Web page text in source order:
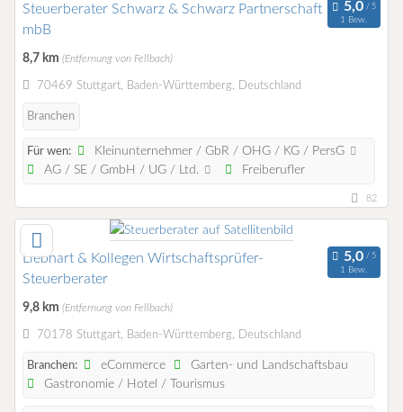
Steuerberater Schwarz & Schwarz Partnerschaft
mbB
1 Bew.
8,7 km (Entfernung von Fellbach)
70469 Stuttgart, Baden-Württemberg, Deutschland
Branchen
Für wen:
Kleinunternehmer / GbR / OHG / KG / PersG
AG / SE / GmbH / UG / Ltd.
Freiberufler
82
Liebhart & Kollegen Wirtschaftsprüfer-
Steuerberater
1 Bew.
9,8 km (Entfernung von Fellbach)
70178 Stuttgart, Baden-Württemberg, Deutschland
Branchen: eCommerce
Garten- und Landschaftsbau
Gastronomie / Hotel / Tourismus